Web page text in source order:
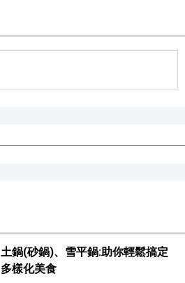
土鍋(砂鍋)、雪平鍋:助你輕鬆搞定
多樣化美食